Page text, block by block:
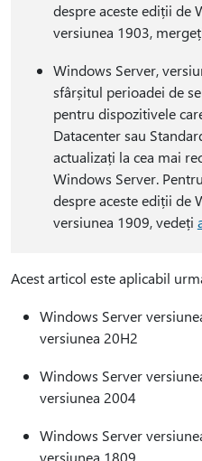
despre aceste ediții de
versiunea 1903,
Windows Server,
sfârșitul perioadei de
pentru dispozitivele
Datacenter sau
actualizați la cea mai
Windows Server.
despre aceste ediții de
versiunea 1909, vedeți
Acest articol este aplicabil
Windows Server
versiunea 20H2
Windows Server
versiunea 2004
Windows Server
versiunea 1809